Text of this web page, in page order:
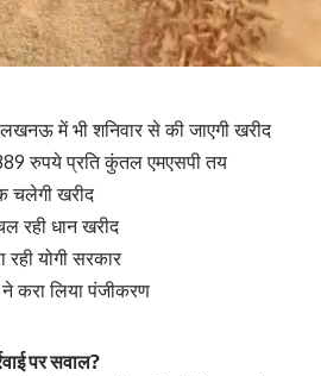
में भी शनिवार से की जाएगी खरीद
रुपये प्रति कुंतल एमएसपी तय
चलेगी खरीद
रही धान खरीद
योगी सरकार
करा लिया पंजीकरण
पर सवाल?